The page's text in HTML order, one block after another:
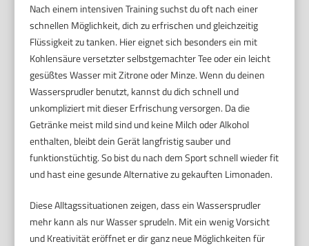
Nach einem intensiven Training suchst du oft nach einer
schnellen Möglichkeit, dich zu erfrischen und gleichzeitig
Flüssigkeit zu tanken. Hier eignet sich besonders ein mit
Kohlensäure versetzter selbstgemachter Tee oder ein leicht
gesüßtes Wasser mit Zitrone oder Minze. Wenn du deinen
Wassersprudler benutzt, kannst du dich schnell und
unkompliziert mit dieser Erfrischung versorgen. Da die
Getränke meist mild sind und keine Milch oder Alkohol
enthalten, bleibt dein Gerät langfristig sauber und
funktionstüchtig. So bist du nach dem Sport schnell wieder fit
und hast eine gesunde Alternative zu gekauften Limonaden.
Diese Alltagssituationen zeigen, dass ein Wassersprudler
mehr kann als nur Wasser sprudeln. Mit ein wenig Vorsicht
und Kreativität eröffnet er dir ganz neue Möglichkeiten für